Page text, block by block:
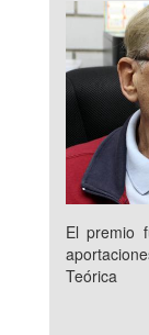
El premio
Teórica